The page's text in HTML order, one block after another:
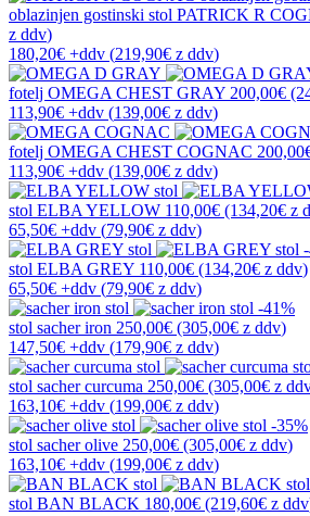
oblazinjen gostinski stol PATRICK R
z ddv)
180,20€ +ddv (219,90€ z ddv)
fotelj OMEGA CHEST GRAY 200,00€
113,90€ +ddv (139,00€ z ddv)
fotelj OMEGA CHEST COGNAC
113,90€ +ddv (139,00€ z ddv)
stol ELBA YELLOW 110,00€ (134,20€ z
65,50€ +ddv (79,90€ z ddv)
stol ELBA GREY 110,00€ (134,20€ z ddv)
65,50€ +ddv (79,90€ z ddv)
-41%
stol sacher iron 250,00€ (305,00€ z ddv)
147,50€ +ddv (179,90€ z ddv)
stol sacher curcuma 250,00€ (305,00€ z
163,10€ +ddv (199,00€ z ddv)
-35%
stol sacher olive 250,00€ (305,00€ z ddv)
163,10€ +ddv (199,00€ z ddv)
stol BAN BLACK 180,00€ (219,60€ z ddv